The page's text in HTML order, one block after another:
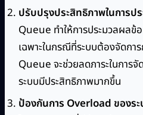
ปรับปรุงประสิทธิภาพในการป
Queue ทำให้การประมวลผลข้
เฉพาะในกรณีที่ระบบต้องจัดก
Queue จะช่วยลดภาระในการจั
ระบบมีประสิทธิภาพมากขึ้น
ป้องกันการ Overload ของร